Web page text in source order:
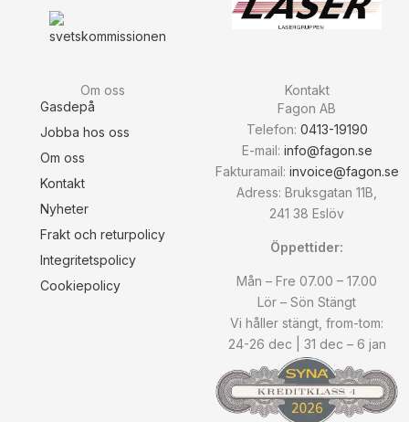
Om oss
Gasdepå
Jobba hos oss
Om oss
Kontakt
Nyheter
Frakt och returpolicy
Integritetspolicy
Cookiepolicy
Kontakt
Fagon AB
Telefon: 0413-19190
E-mail: info@fagon.se
Fakturamail: invoice@fagon.se
Adress: Bruksgatan 11B,
241 38 Eslöv
Öppettider:
Mån – Fre 07.00 – 17.00
Lör – Sön Stängt
Vi håller stängt, from-tom:
24-26 dec | 31 dec – 6 jan